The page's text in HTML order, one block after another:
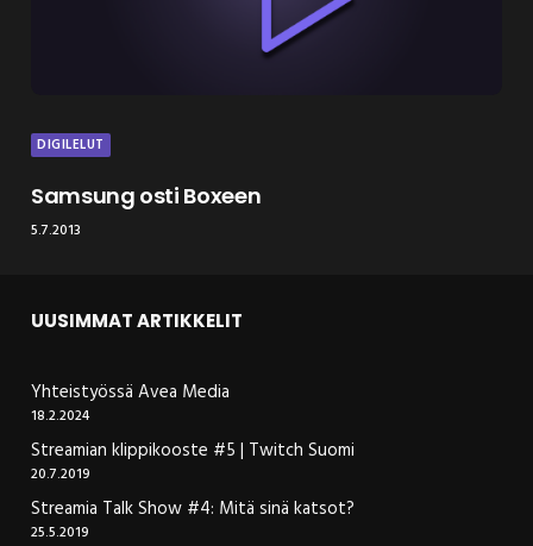
DIGILELUT
Samsung osti Boxeen
5.7.2013
UUSIMMAT ARTIKKELIT
Yhteistyössä Avea Media
18.2.2024
Streamian klippikooste #5 | Twitch Suomi
20.7.2019
Streamia Talk Show #4: Mitä sinä katsot?
25.5.2019